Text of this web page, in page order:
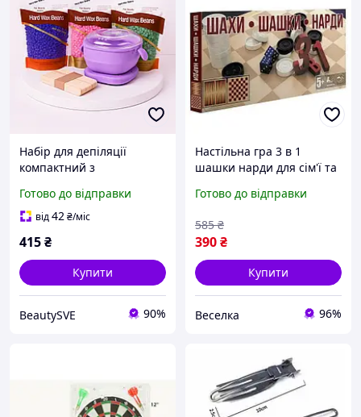
Набір для депіляції
компактний з
воскоплавом, 5
предметів, Фіолетовий
Готово до відправки
від42₴/міс
415₴
Купити
BeautySVE 90%
Настільна гра 3 в 1
шашки нарди для сім'ї та
компактний набір FLAME
Готово до відправки
390₴
585 ₴
Купити
Веселка 96%